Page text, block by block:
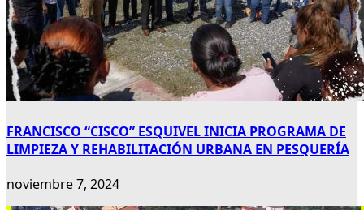
FRANCISCO “CISCO” ESQUIVEL INICIA PROGRAMA DE
LIMPIEZA Y REHABILITACIÓN URBANA EN PESQUERÍA
noviembre 7, 2024